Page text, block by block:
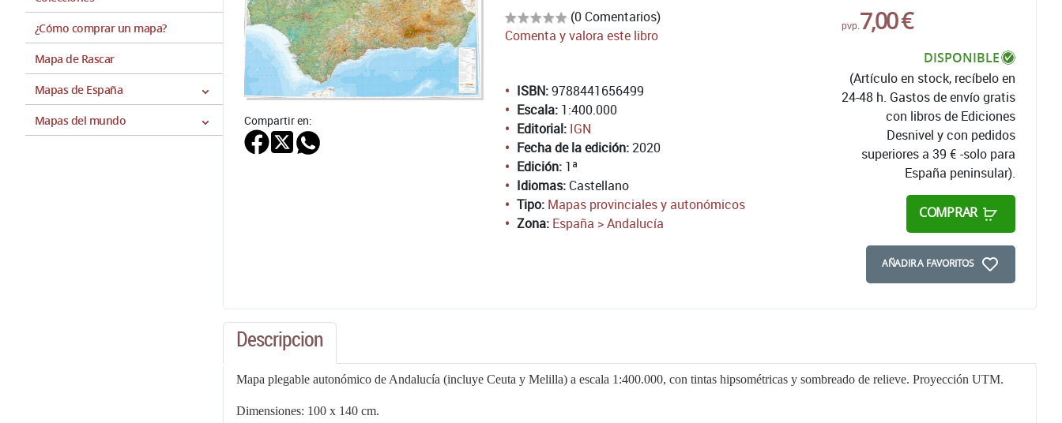
¿Cómo comprar un mapa?
Mapa de Rascar
Mapas de España
Mapas del mundo Compartir en:
(0 Comentarios)
Comenta y valora este libro
pvp.7,00 €
DISPONIBLE
(Artículo en stock, recíbelo en
24-48 h. Gastos de envío gratis
con libros de Ediciones
Desnivel y con pedidos
superiores a 39 € -solo para
España peninsular).
COMPRAR
AÑADIR A FAVORITOS
ISBN:9788441656499
Escala: 1:400.000
Editorial: IGN
Fecha de la edición:2020
Edición: 1ª
Idiomas: Castellano
Tipo: Mapas provinciales y autonómicos
Zona: España > Andalucía
Descripcion
Mapa plegable autonómico de Andalucía (incluye Ceuta y Melilla) a escala 1:400.000, con tintas hipsométricas y sombreado de relieve. Proyección UTM.
Dimensiones: 100 x 140 cm.